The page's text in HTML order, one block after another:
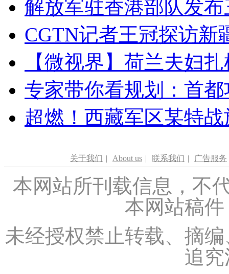
解放军驻香港部队发
CGTN记者王冠探访新
【微视界】荷兰夫妇
专家带你看规划：首
超燃！西藏军区某特
关于我们 | About us | 联系我们 | 广告服务
本网站所刊载信息，不
本网站稿
未经授权禁止转载、摘
追